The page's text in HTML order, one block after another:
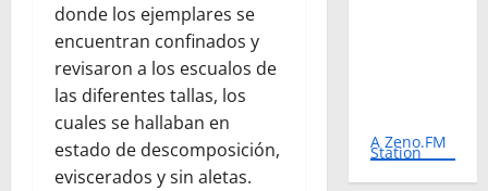
donde los ejemplares se
encuentran confinados y
revisaron a los escualos de
las diferentes tallas, los
cuales se hallaban en
estado de descomposición,
eviscerados y sin aletas.
A Zeno.FM
Station